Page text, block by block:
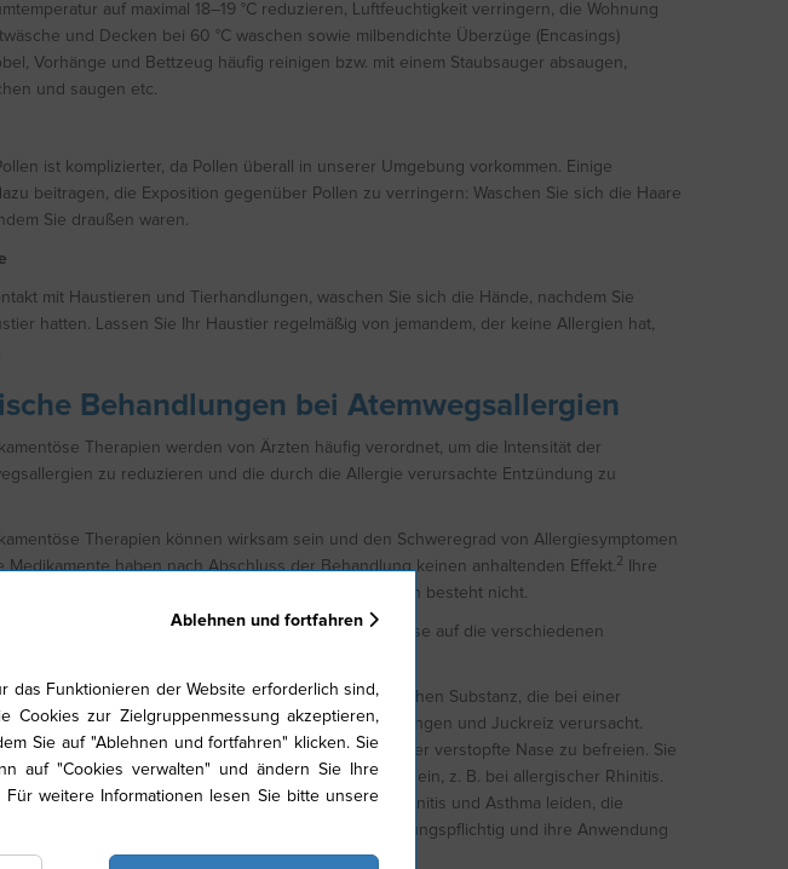
auf maximal 18–19 °C reduzieren, Luftfeuchtigkeit verringern, die Wohnung
und Decken bei 60 °C waschen sowie milbendichte Überzüge (Encasings)
Vorhänge und Bettzeug häufig reinigen bzw. mit einem Staubsauger absaugen,
und saugen etc.
ist komplizierter, da Pollen überall in unserer Umgebung vorkommen. Einige
beitragen, die Exposition gegenüber Pollen zu verringern: Waschen Sie sich die Haare
Sie draußen waren.
mit Haustieren und Tierhandlungen, waschen Sie sich die Hände, nachdem Sie
hatten. Lassen Sie Ihr Haustier regelmäßig von jemandem, der keine Allergien hat,
Behandlungen bei Atemwegsallergien
Therapien werden von Ärzten häufig verordnet, um die Intensität der
zu reduzieren und die durch die Allergie verursachte Entzündung zu
Therapien können wirksam sein und den Schweregrad von Allergiesymptomen
Medikamente haben nach Abschluss der Behandlung keinen anhaltenden Effekt. 2
Ihre
an, wie sie angewendet werden. Ein Langzeitnutzen besteht nicht.
Behandlungen zielen auf unterschiedliche Weise auf die verschiedenen
die Wirkung von Histamin, einer bio-chemischen Substanz, die bei einer
vom Immunsystem freigesetzt wird und Schwellungen und Juckreiz verursacht.
können dazu beitragen, eine blockierte oder verstopfte Nase zu befreien. Sie
Ursachen einer verstopften Nase hilfreich sein, z. B. bei allergischer Rhinitis.
kann bei Patienten, die an allergischer Rhinitis und Asthma leiden, die
werden. Kortikosteroide sind oftmals verschreibungspflichtig und ihre Anwendung
einem Arzt überwacht werden .
Ablehnen und fortfahren
das Funktionieren der Website erforderlich sind,
Cookies zur Zielgruppenmessung akzeptieren,
Sie auf "Ablehnen und fortfahren" klicken. Sie
auf "Cookies verwalten" und ändern Sie Ihre
weitere Informationen lesen Sie bitte unsere